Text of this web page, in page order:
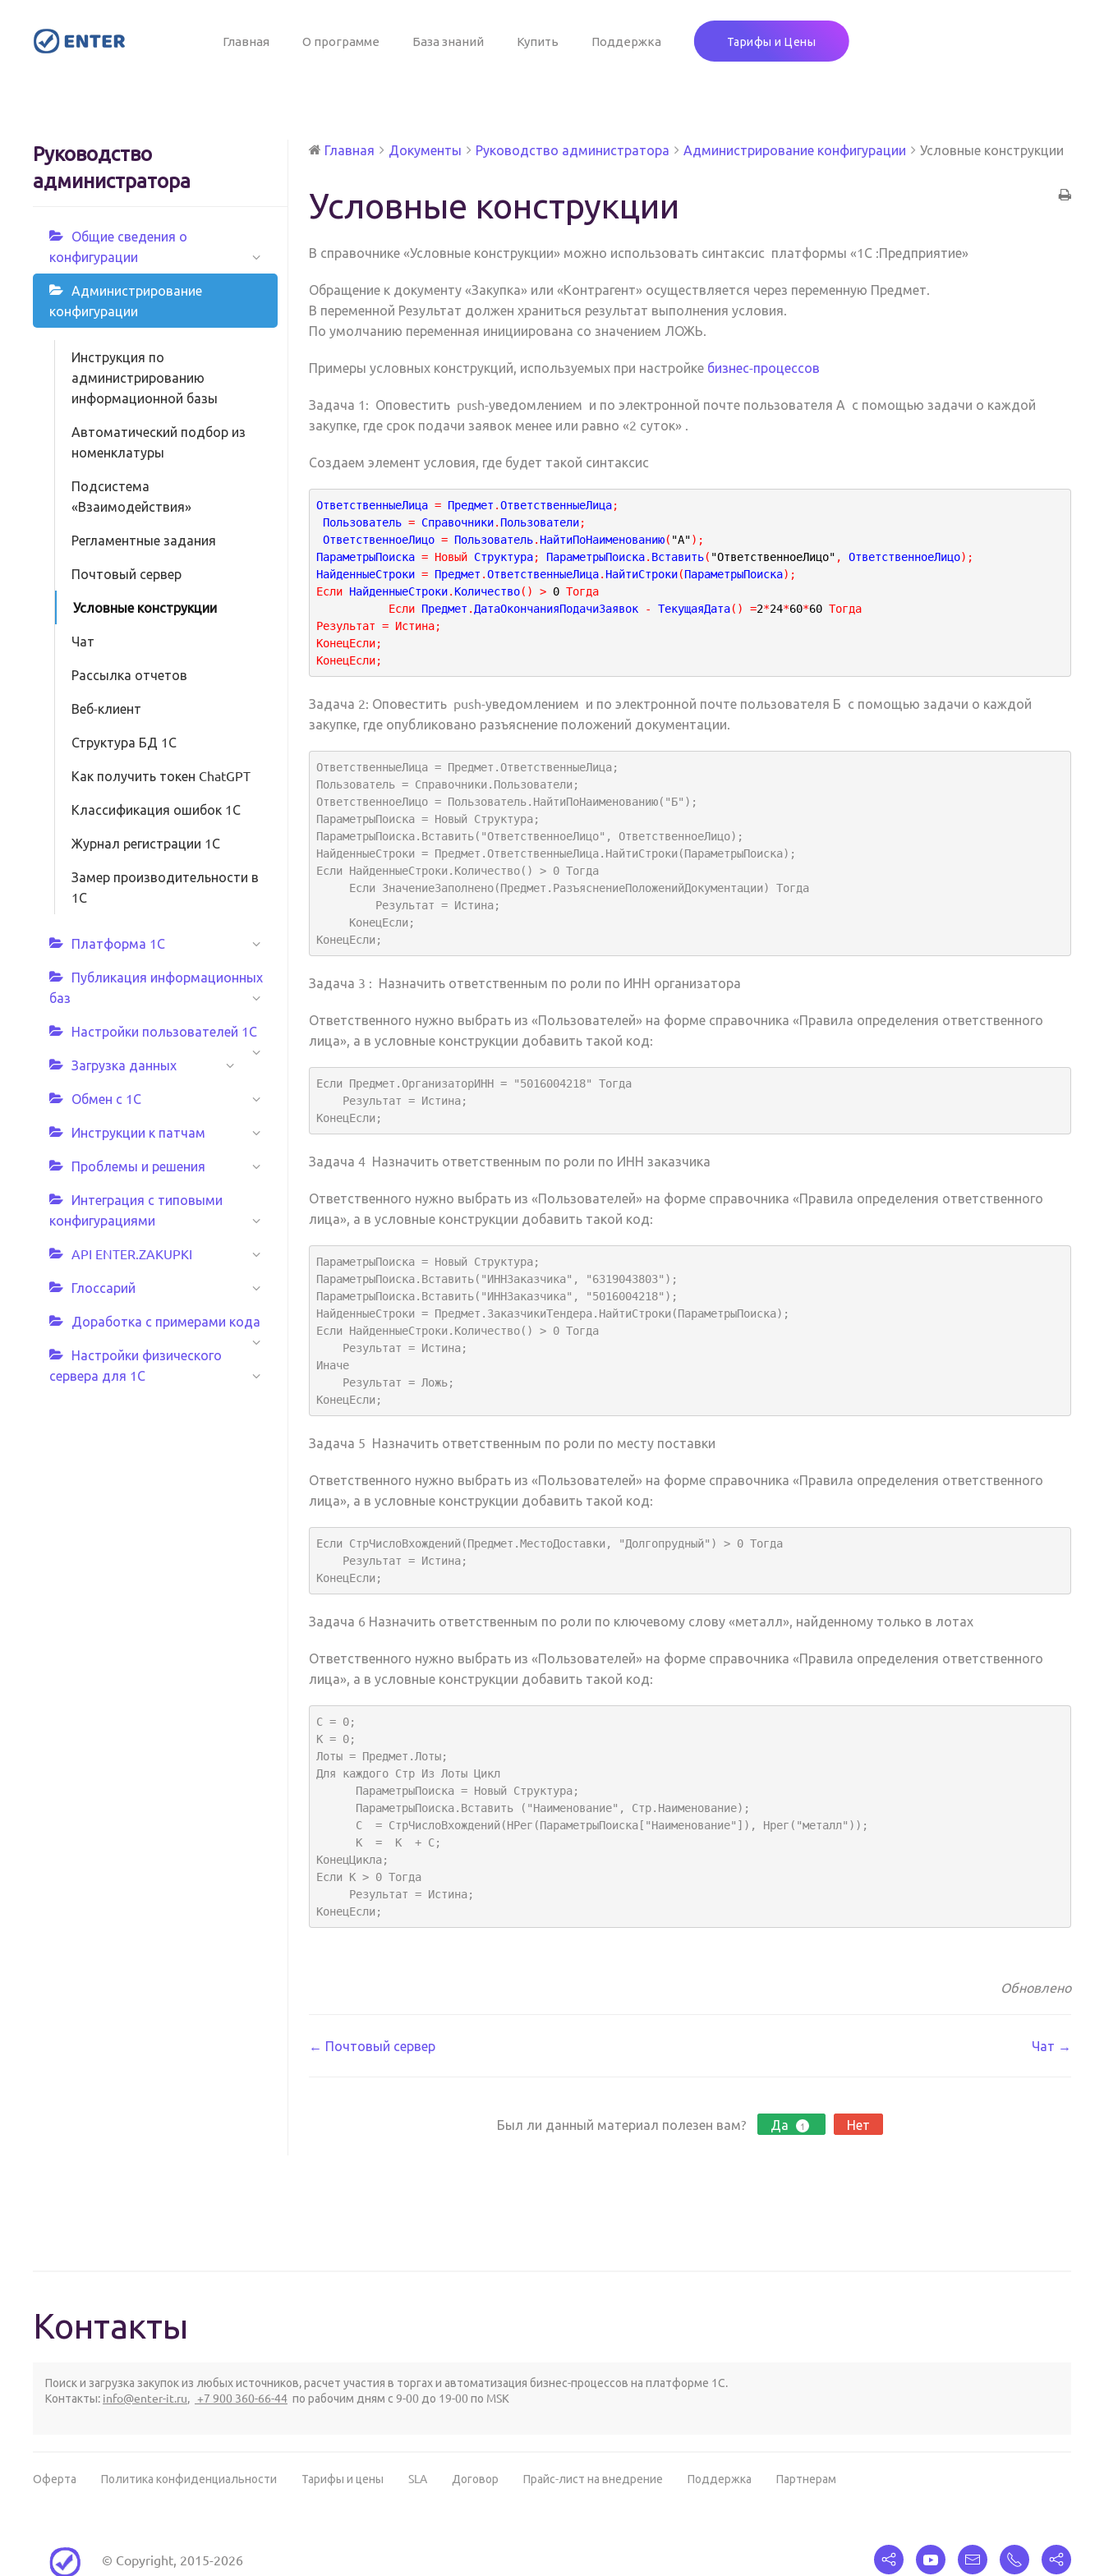
Главная О программе База знаний Купить Поддержка Тарифы и Цены
Руководство
администратора
Общие сведения о
конфигурации
Администрирование
конфигурации
Инструкция по
администрированию
информационной базы
Автоматический подбор из
номенклатуры
Подсистема
«Взаимодействия»
Регламентные задания
Почтовый сервер
Условные конструкции
Чат
Рассылка отчетов
Веб-клиент
Структура БД 1С
Как получить токен ChatGPT
Классификация ошибок 1С
Журнал регистрации 1С
Замер производительности в
1С
Платформа 1С
Публикация информационных
баз
Настройки пользователей 1С
Загрузка данных
Обмен с 1С
Инструкции к патчам
Проблемы и решения
Интеграция с типовыми
конфигурациями
API ENTER.ZAKUPKI
Глоссарий
Доработка с примерами кода
Настройки физического
сервера для 1С
Главная Документы Руководство администратора Администрирование конфигурации Условные конструкции
Условные конструкции
В справочнике «Условные конструкции» можно использовать синтаксис платформы «1С :Предприятие»
Обращение к документу «Закупка» или «Контрагент» осуществляется через переменную Предмет.
В переменной Результат должен храниться результат выполнения условия.
По умолчанию переменная инициирована со значением ЛОЖЬ.
Примеры условных конструкций, используемых при настройке бизнес-процессов
Задача 1: Оповестить push-уведомлением и по электронной почте пользователя А с помощью задачи о каждой
закупке, где срок подачи заявок менее или равно «2 суток» .
Создаем элемент условия, где будет такой синтаксис
ОтветственныеЛица = Предмет .ОтветственныеЛица
Пользователь = Справочники. Пользователи
ОтветственноеЛицо = Пользователь. НайтиПоНаименованию( "А") ;
ПараметрыПоиска = Новый Структура; ПараметрыПоиска. Вставить( "ОтветственноеЛицо" , ОтветственноеЛицо) ;
НайденныеСтроки = Предмет .ОтветственныеЛица. НайтиСтроки(ПараметрыПоиска) ;
Если НайденныеСтроки. Количество( ) > 0 Тогда
Если Предмет . ДатаОкончанияПодачиЗаявок - ТекущаяДата( ) =2*24*60*60 Тогда
Результат = Истина;
КонецЕсли;
КонецЕсли;
Задача 2: Оповестить push-уведомлением и по электронной почте пользователя Б с помощью задачи о каждой
закупке, где опубликовано разъяснение положений документации.
ОтветственныеЛица = Предмет.ОтветственныеЛица;
Пользователь = Справочники.Пользователи;
ОтветственноеЛицо = Пользователь.НайтиПоНаименованию("Б");
ПараметрыПоиска = Новый Структура;
ПараметрыПоиска.Вставить("ОтветственноеЛицо", ОтветственноеЛицо);
НайденныеСтроки = Предмет.ОтветственныеЛица.НайтиСтроки(ПараметрыПоиска);
Если НайденныеСтроки.Количество() > 0 Тогда
КонецЕсли;
Задача 3 : Назначить ответственным по роли по ИНН организатора
Ответственного нужно выбрать из «Пользователей» на форме справочника «Правила определения ответственного
лица», а в условные конструкции добавить такой код:
Если Предмет.ОрганизаторИНН = "5016004218" Тогда
КонецЕсли;
Задача 4 Назначить ответственным по роли по ИНН заказчика
Ответственного нужно выбрать из «Пользователей» на форме справочника «Правила определения ответственного
лица», а в условные конструкции добавить такой код:
ПараметрыПоиска = Новый Структура;
ПараметрыПоиска.Вставить("ИННЗаказчика", "6319043803");
ПараметрыПоиска.Вставить("ИННЗаказчика", "5016004218");
НайденныеСтроки = Предмет.ЗаказчикиТендера.НайтиСтроки(ПараметрыПоиска);
Если НайденныеСтроки.Количество() > 0 Тогда
Иначе
КонецЕсли;
Задача 5 Назначить ответственным по роли по месту поставки
Ответственного нужно выбрать из «Пользователей» на форме справочника «Правила определения ответственного
лица», а в условные конструкции добавить такой код:
Если СтрЧислоВхождений(Предмет.МестоДоставки, "Долгопрудный") > 0 Тогда
КонецЕсли;
Задача 6 Назначить ответственным по роли по ключевому слову «металл», найденному только в лотах
Ответственного нужно выбрать из «Пользователей» на форме справочника «Правила определения ответственного
лица», а в условные конструкции добавить такой код:
С = 0;
К = 0;
Лоты = Предмет.Лоты;
Для каждого Стр Из Лоты Цикл
КонецЦикла;
Если К > 0 Тогда
КонецЕсли;
Обновлено
Навигация
← Почтовый сервер Чат →
Был ли данный материал полезен вам? Да 1 Нет
Контакты
Поиск и загрузка закупок из любых источников, расчет участия в торгах и автоматизация бизнес-процессов на платформе 1С.
Контакты: info@enter-it.ru, +7 900 360-66-44 по рабочим дням с 9-00 до 19-00 по MSK
Оферта Политика конфиденциальности Тарифы и цены SLA Договор Прайс-лист на внедрение Поддержка Партнерам
© Copyright, 2015-2026